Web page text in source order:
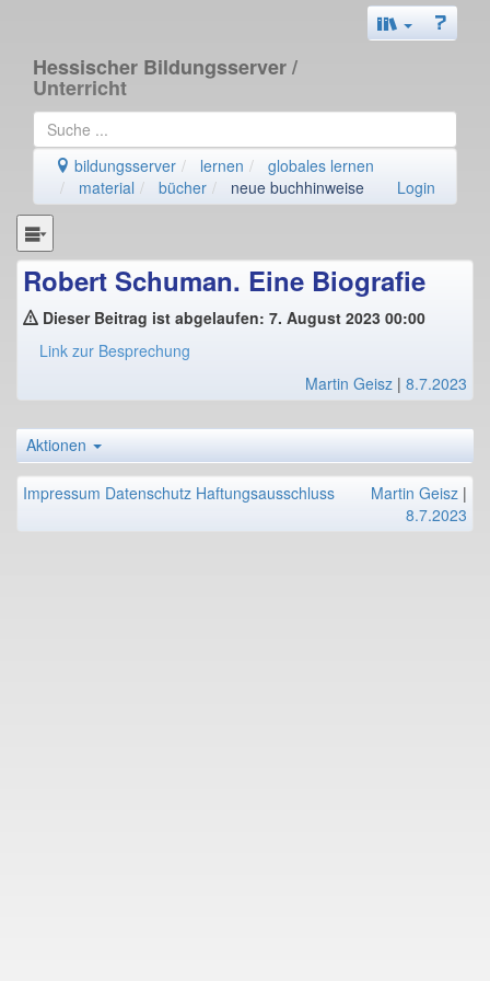
Hessischer Bildungsserver/
Unterricht
bildungsserver lernen
globales lernen
material
bücher neue buchhinweise Login
Robert Schuman. Eine Biografie
Dieser Beitrag ist abgelaufen: 7. August 2023 00:00
Link zur Besprechung
Martin Geisz | 8.7.2023
Aktionen
Impressum Datenschutz Haftungsausschluss Martin Geisz |
8.7.2023